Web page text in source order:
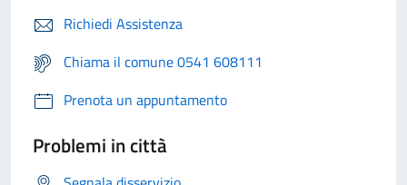
Richiedi Assistenza
Chiama il comune 0541 608111
Prenota un appuntamento
Problemi in città